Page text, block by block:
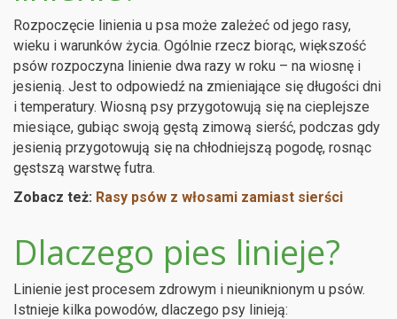
Rozpoczęcie linienia u psa może zależeć od jego rasy,
wieku i warunków życia. Ogólnie rzecz biorąc, większość
psów rozpoczyna linienie dwa razy w roku – na wiosnę i
jesienią. Jest to odpowiedź na zmieniające się długości dni
i temperatury. Wiosną psy przygotowują się na cieplejsze
miesiące, gubiąc swoją gęstą zimową sierść, podczas gdy
jesienią przygotowują się na chłodniejszą pogodę, rosnąc
gęstszą warstwę futra.
Zobacz też: Rasy psów z włosami zamiast sierści
Dlaczego pies linieje?
Linienie jest procesem zdrowym i nieuniknionym u psów.
Istnieje kilka powodów, dlaczego psy linieją: